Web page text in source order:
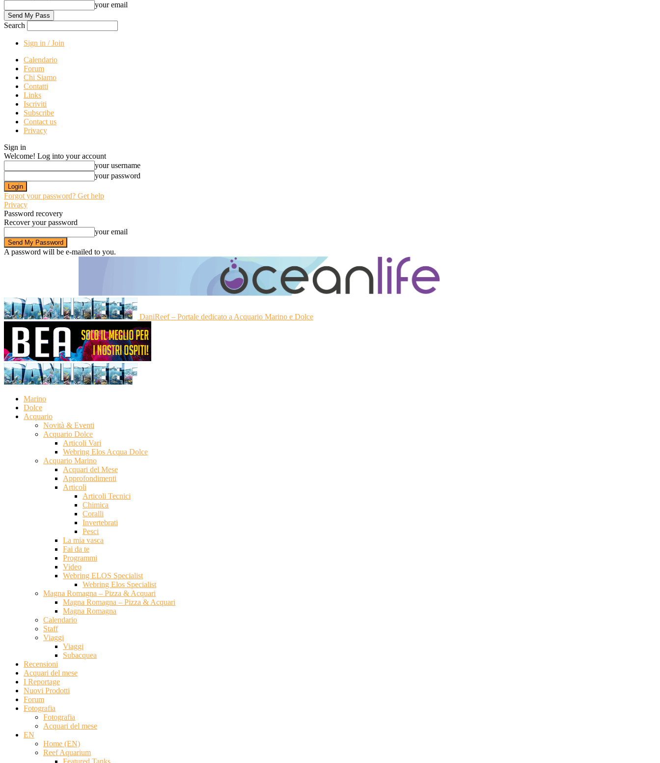
your email
Search
Sign in / Join
Calendario
Forum
Chi Siamo
Contatti
Links
Iscriviti
Subscribe
Contact us
Privacy
Sign in
Welcome! Log into your account
your username
your password
Forgot your password? Get help
Privacy
Password recovery
Recover your password
your email
A password will be e-mailed to you.
DaniReef – Portale dedicato a Acquario Marino e Dolce
Marino
Dolce
Acquario
Novità & Eventi
Acquario Dolce
Articoli Vari
Webring Elos Acqua Dolce
Acquario Marino
Acquari del Mese
Approfondimenti
Articoli
Articoli Tecnici
Chimica
Coralli
Invertebrati
Pesci
La mia vasca
Fai da te
Programmi
Video
Webring ELOS Specialist
Webring Elos Specialist
Magna Romagna – Pizza & Acquari
Magna Romagna – Pizza & Acquari
Magna Romagna
Calendario
Staff
Viaggi
Viaggi
Subacquea
Recensioni
Acquari del mese
I Reportage
Nuovi Prodotti
Forum
Fotografia
Fotografia
Acquari del mese
EN
Home (EN)
Reef Aquarium
Featured Tanks